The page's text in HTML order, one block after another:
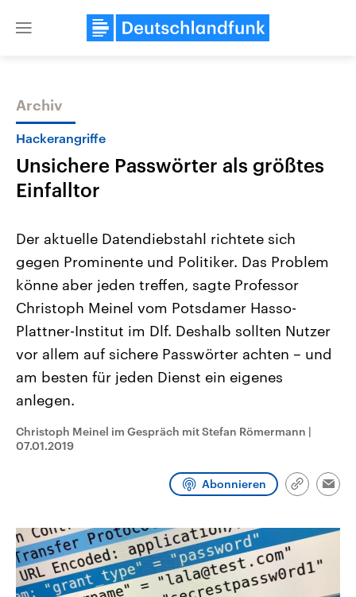
Close
Themen
Landtagswahl Sachsen-Anhalt
2026
Alle Informationen
Sachsen-Anhalt wählt am 6.
September 2026 einen neuen
Landtag. Seit 2021 wird das
Bundesland von einer Koalition aus
Umfragen, Prognosen,
Wahlprogramme, aktuelle Berichte
und Hintergründe zu den Parteien
Wahl.
USA
Aktuelle Beiträge,
Hintergründe
Wirtschaftlich und
gehören die Vereinigten
den mächtigsten Ländern
mit großem Einfluss auf
Sendungen
Audio-Archiv
Archiv
Hackerangriffe
Unsichere Passwörter als größtes
Einfalltor
Der aktuelle Datendiebstahl richtete sich
gegen Prominente und Politiker. Das Problem
könne aber jeden treffen, sagte Professor
Christoph Meinel vom Potsdamer Hasso-
Plattner-Institut im Dlf. Deshalb sollten Nutzer
vor allem auf sichere Passwörter achten – und
am besten für jeden Dienst ein eigenes
anlegen.
Christoph Meinel im Gespräch mit Stefan Römermann |
07.01.2019
Abonnieren
Link